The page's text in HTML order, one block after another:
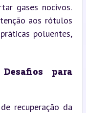
gases nocivos.
aos rótulos
poluentes,
para
recuperação da